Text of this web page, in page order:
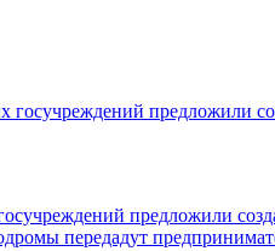
предложили